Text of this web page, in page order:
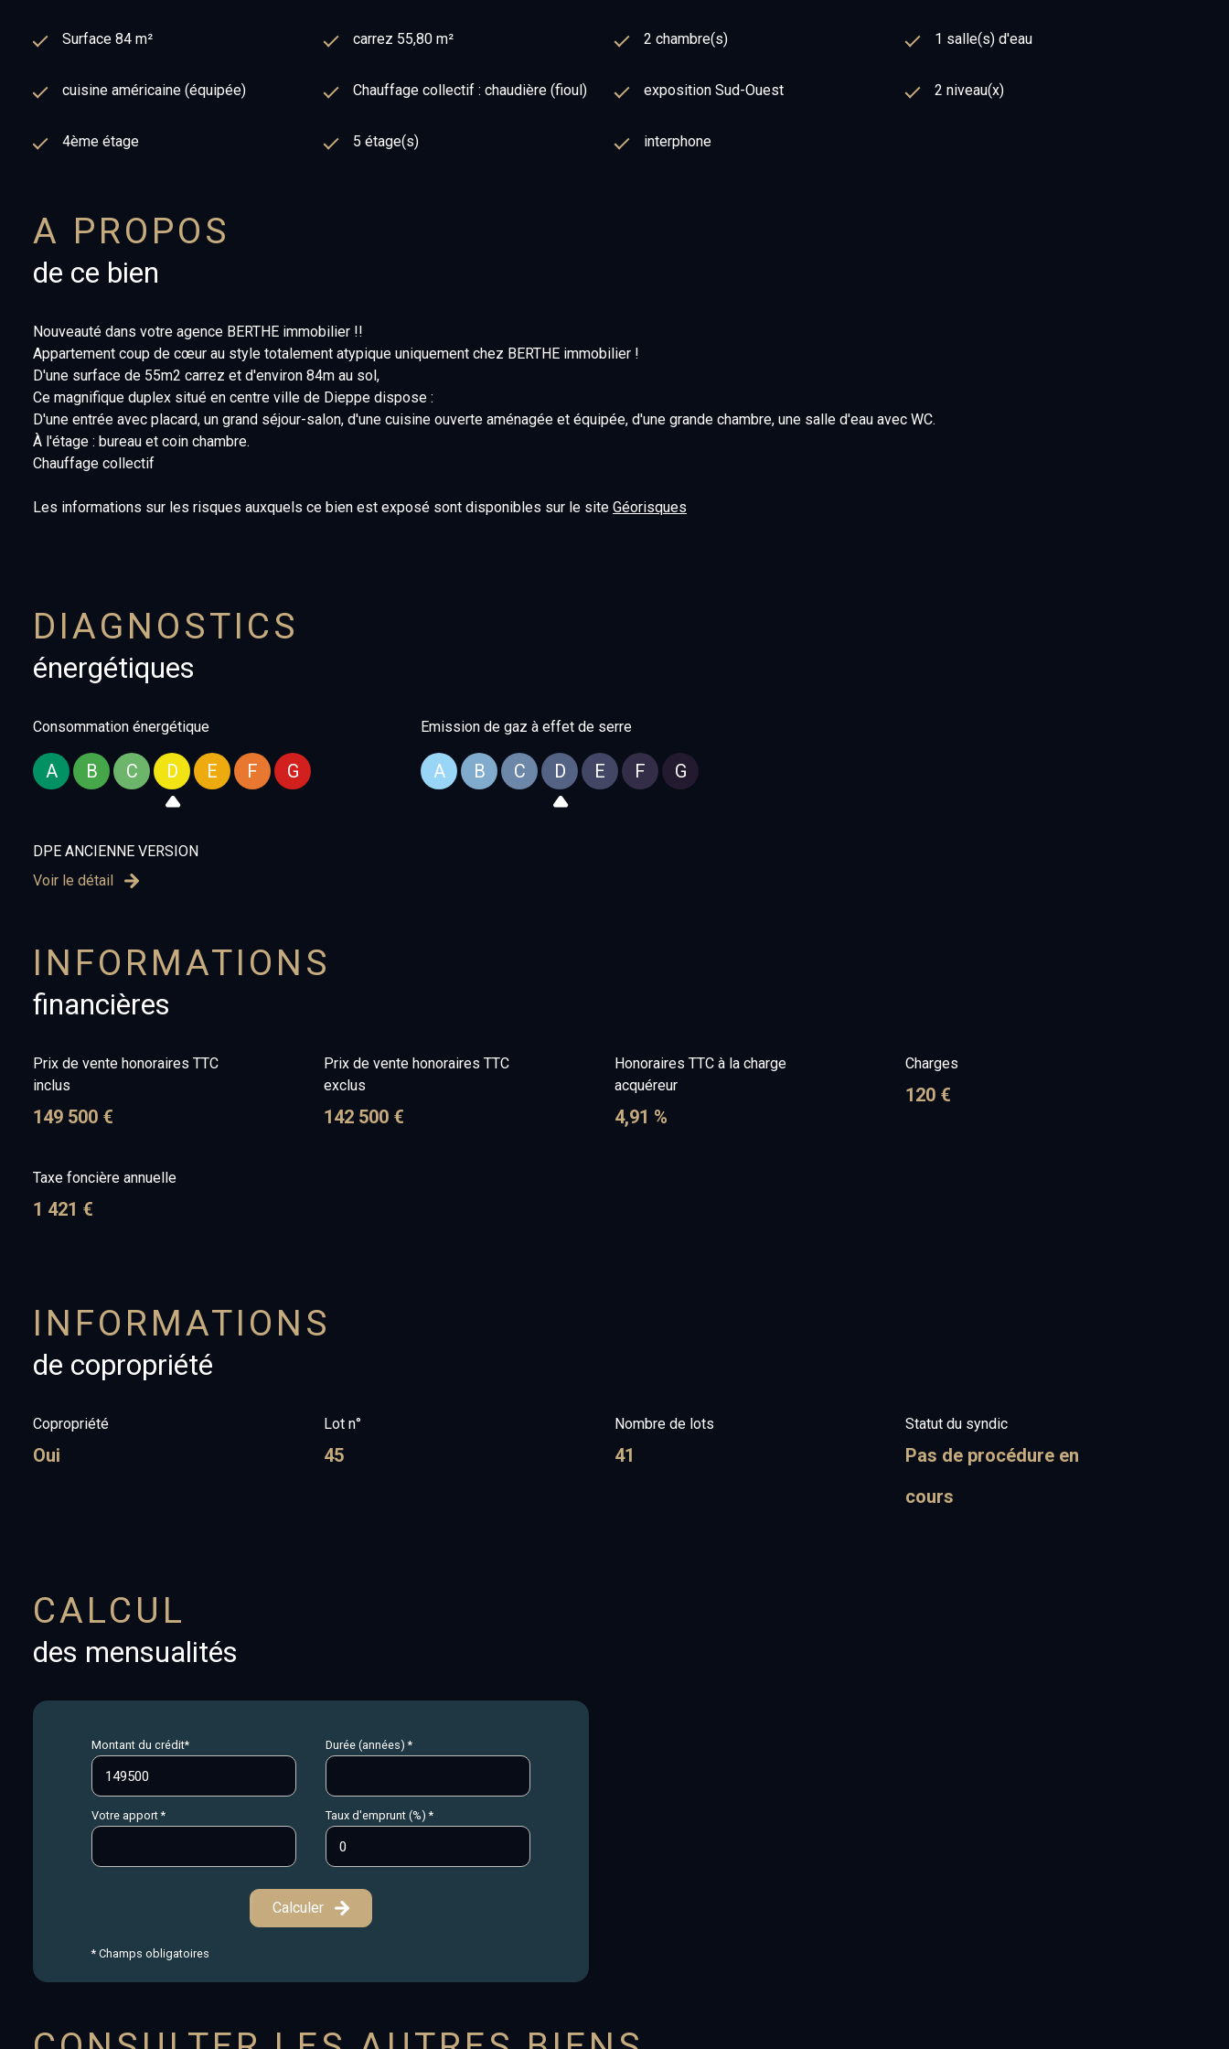
Surface 84 m² carrez 55,80 m² 2 chambre(s) 1 salle(s) d'eau
cuisine américaine (équipée) Chauffage collectif : chaudière (fioul) exposition Sud-Ouest 2 niveau(x)
4ème étage 5 étage(s) interphone
A PROPOS
de ce bien
Nouveauté dans votre agence BERTHE immobilier !!
Appartement coup de cœur au style totalement atypique uniquement chez BERTHE immobilier !
D'une surface de 55m2 carrez et d'environ 84m au sol,
Ce magnifique duplex situé en centre ville de Dieppe dispose :
D'une entrée avec placard, un grand séjour-salon, d'une cuisine ouverte aménagée et équipée, d'une grande chambre, une salle d'eau avec WC.
À l'étage : bureau et coin chambre.
Chauffage collectif
Les informations sur les risques auxquels ce bien est exposé sont disponibles sur le site Géorisques
DIAGNOSTICS
énergétiques
Consommation énergétique
A B C D E F G
Emission de gaz à effet de serre
A B C D E F G
DPE ANCIENNE VERSION
Voir le détail
INFORMATIONS
financières
Prix de vente honoraires TTC
inclus
149 500 €
Prix de vente honoraires TTC
exclus
142 500 €
Honoraires TTC à la charge
acquéreur
4,91 %
Charges
120 €
Taxe foncière annuelle
1 421 €
INFORMATIONS
de copropriété
Copropriété
Oui
Lot n°
45
Nombre de lots
41
Statut du syndic
Pas de procédure en
cours
CALCUL
des mensualités
Montant du crédit* Durée (années) *
Votre apport * Taux d'emprunt (%) *
Calculer
* Champs obligatoires